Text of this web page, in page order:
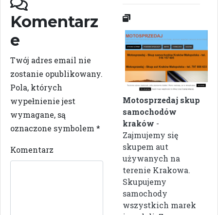
Komentarz
e
Twój adres email nie
zostanie opublikowany.
Pola, których
wypełnienie jest
wymagane, są
oznaczone symbolem *
Komentarz
Motosprzedaj skup
samochodów
kraków -
Zajmujemy się
skupem aut
używanych na
terenie Krakowa.
Skupujemy
samochody
wszystkich marek